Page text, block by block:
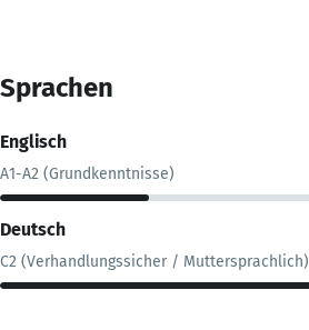
Sprachen
Englisch
A1-A2 (Grundkenntnisse)
Deutsch
C2 (Verhandlungssicher / Muttersprachlich)